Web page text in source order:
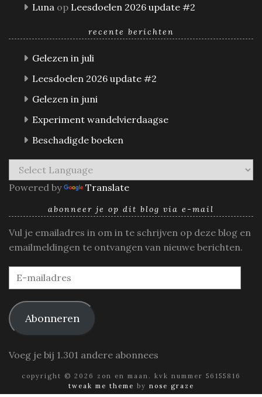
Luna op Leesdoelen 2026 update #2
recente berichten
Gelezen in juli
Leesdoelen 2026 update #2
Gelezen in juni
Experiment wandelvierdaagse
Beschadigde boeken
Powered by Translate
abonneer je op dit blog via e-mail
Vul je emailadres in om in te schrijven op deze blog en
emailmeldingen te ontvangen van nieuwe berichten.
E-
mailadres
Abonneren
Voeg je bij 1.301 andere abonnees
copyright © 2026 zon en maan. kvk nummer 56155816
tweak me theme by nose graze